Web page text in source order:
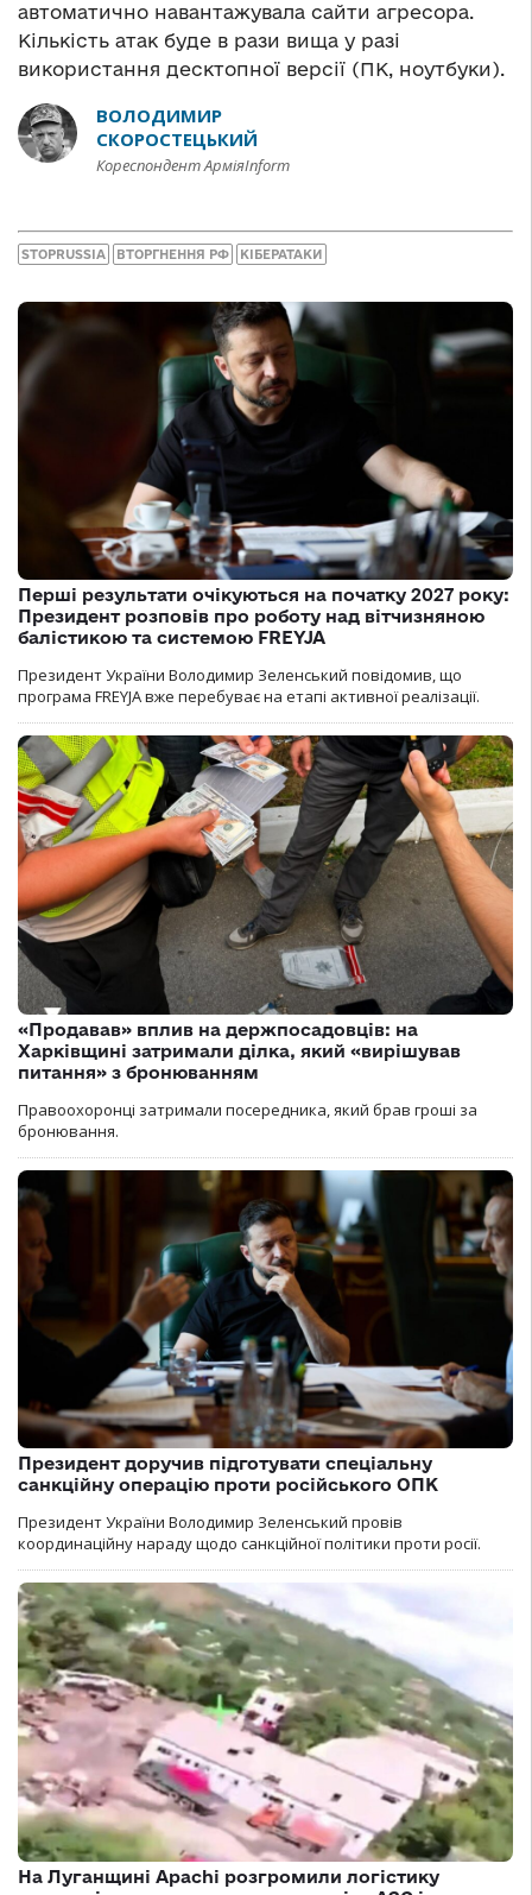
автоматично навантажувала сайти агресора.
Кількість атак буде в рази вища у разі
використання десктопної версії (ПК, ноутбуки).
ВОЛОДИМИР
СКОРОСТЕЦЬКИЙ
Кореспондент АрміяInform
STOPRUSSIA ВТОРГНЕННЯ РФ КІБЕРАТАКИ
Перші результати очікуються на початку 2027 року:
Президент розповів про роботу над вітчизняною
балістикою та системою FREYJA
Президент України Володимир Зеленський повідомив, що
програма FREYJA вже перебуває на етапі активної реалізації.
«Продавав» вплив на держпосадовців: на
Харківщині затримали ділка, який «вирішував
питання» з бронюванням
Правоохоронці затримали посередника, який брав гроші за
бронювання.
Президент доручив підготувати спеціальну
санкційну операцію проти російського ОПК
Президент України Володимир Зеленський провів
координаційну нараду щодо санкційної політики проти росії.
На Луганщині Apachi розгромили логістику